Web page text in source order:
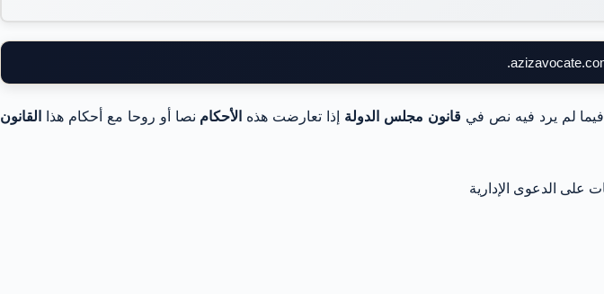
فيما لم يرد فيه نص فيقانون مجلس الدولة إذا تعارضت هذه الأحكام نصا أو روحا مع أحكام هذا
القانون